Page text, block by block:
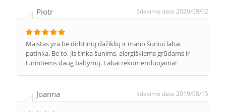
Piotr išdavimo data 2020/09/02
Maistas yra be dirbtinių dažiklių ir mano šuniui labai
patinka. Be to, jis tinka šunims, alergiškiems grūdams ir
turintiems daug baltymų. Labai rekomenduojama!
Joanna išdavimo data 2019/08/15